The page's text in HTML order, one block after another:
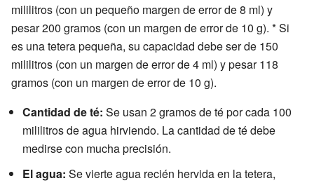
mililitros (con un pequeño margen de error de 8 ml) y
pesar 200 gramos (con un margen de error de 10 g). * Si
es una tetera pequeña, su capacidad debe ser de 150
mililitros (con un margen de error de 4 ml) y pesar 118
gramos (con un margen de error de 10 g).
Cantidad de té: Se usan 2 gramos de té por cada 100
mililitros de agua hirviendo. La cantidad de té debe
medirse con mucha precisión.
El agua: Se vierte agua recién hervida en la tetera,